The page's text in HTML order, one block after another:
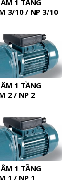
1 TẦNG
3/10 / NP 3/10
1 TẦNG
2 / NP 2
1 TẦNG
1 / NP 1